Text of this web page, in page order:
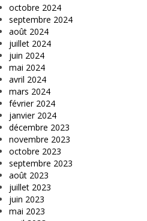
octobre 2024
septembre 2024
août 2024
juillet 2024
juin 2024
mai 2024
avril 2024
mars 2024
février 2024
janvier 2024
décembre 2023
novembre 2023
octobre 2023
septembre 2023
août 2023
juillet 2023
juin 2023
mai 2023